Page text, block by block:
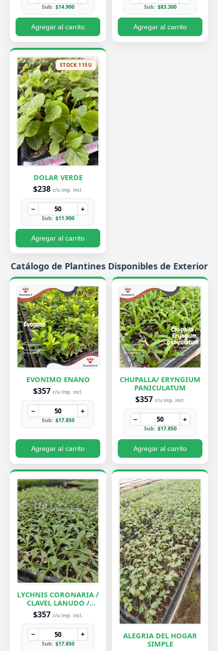
Sub: $14.900
Agregar al carrito
Sub: $83.300
Agregar al carrito
STOCK 115U
DOLAR VERDE
$238 c/u imp. incl.
− +
Sub: $11.900
Agregar al carrito
Catálogo de Plantines Disponibles de Exterior
EVONIMO ENANO
$357 c/u imp. incl.
− +
Sub: $17.850
Agregar al carrito
CHUPALLA/ ERYNGIUM
PANICULATUM
$357 c/u imp. incl.
− +
Sub: $17.850
Agregar al carrito
LYCHNIS CORONARIA /
CLAVEL LANUDO /
ABUELA
$357 c/u imp. incl.
− +
Sub: $17.850
ALEGRIA DEL HOGAR
SIMPLE